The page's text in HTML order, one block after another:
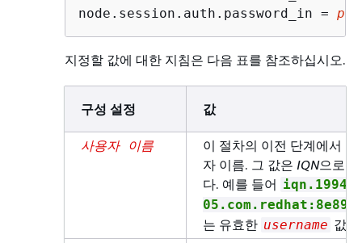
node.session.auth.password_in =
지정할 값에 대한 지침은 다음 표를 참조하십시오.
구성 설정 값
사용자 이름
이 절차의 이전 단계에서 찾
자 이름. 그 값은 IQN으로
다. 예를 들어 iqn.1994-
는 유효한 username 값